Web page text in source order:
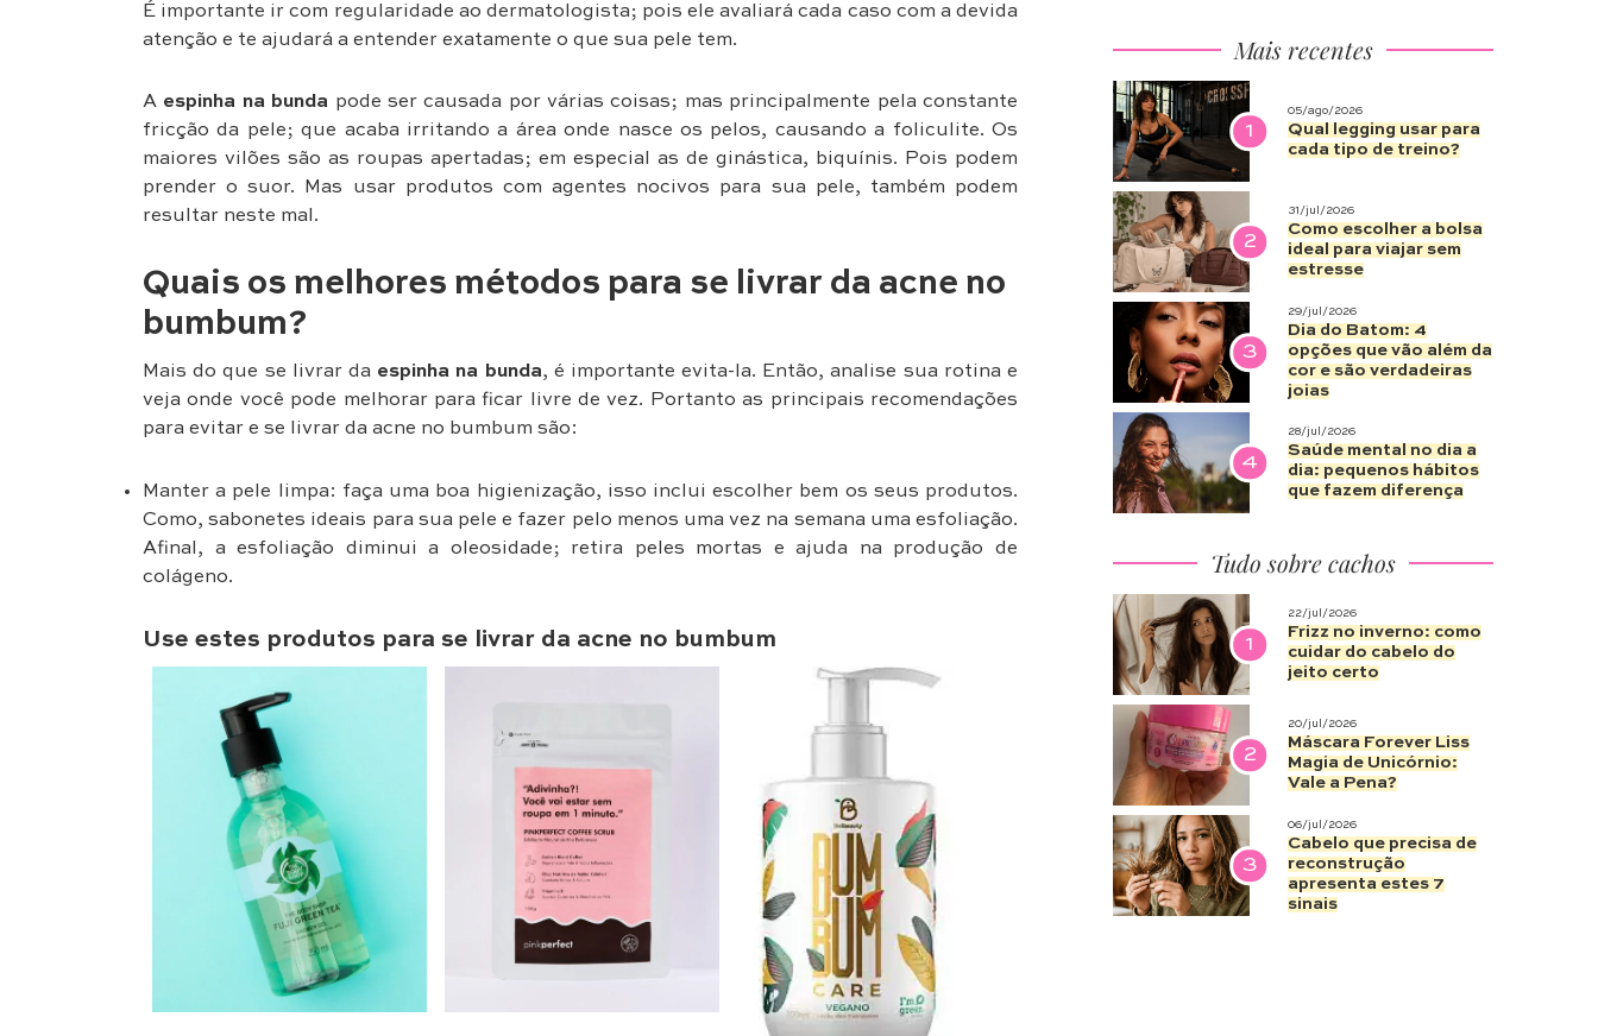
É importante ir com regularidade ao dermatologista; pois ele avaliará cada caso com a devida
atenção e te ajudará a entender exatamente o que sua pele tem.
A espinha na bunda pode ser causada por várias coisas; mas principalmente pela constante
fricção da pele; que acaba irritando a área onde nasce os pelos, causando a foliculite. Os
maiores vilões são as roupas apertadas; em especial as de ginástica, biquínis. Pois podem
prender o suor. Mas usar produtos com agentes nocivos para sua pele, também podem
resultar neste mal.
Quais os melhores métodos para se livrar da acne no
bumbum?
Mais do que se livrar da espinha na bunda, é importante evita-la. Então, analise sua rotina e
veja onde você pode melhorar para ficar livre de vez. Portanto as principais recomendações
para evitar e se livrar da acne no bumbum são:
Manter a pele limpa: faça uma boa higienização, isso inclui escolher bem os seus produtos.
Como, sabonetes ideais para sua pele e fazer pelo menos uma vez na semana uma esfoliação.
Afinal, a esfoliação diminui a oleosidade; retira peles mortas e ajuda na produção de
colágeno.
Use estes produtos para se livrar da acne no bumbum
Mais recentes
1
05/ago/2026
Qual legging usar para
cada tipo de treino?
2
31/jul/2026
Como escolher a bolsa
ideal para viajar sem
estresse
3
29/jul/2026
Dia do Batom: 4
opções que vão além da
cor e são verdadeiras
joias
4
28/jul/2026
Saúde mental no dia a
dia: pequenos hábitos
que fazem diferença
Tudo sobre cachos
1
22/jul/2026
Frizz no inverno: como
cuidar do cabelo do
jeito certo
2
20/jul/2026
Máscara Forever Liss
Magia de Unicórnio:
Vale a Pena?
3
06/jul/2026
Cabelo que precisa de
reconstrução
apresenta estes 7
sinais